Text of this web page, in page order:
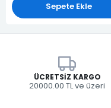
Sepete Ekle
ÜCRETSIZ KARGO
20000.00 TL ve üzeri